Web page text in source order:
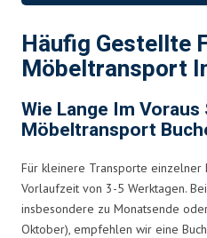
Häufig Gestellte
Möbeltransport
Wie Lange Im
Möbeltransport
Für kleinere Transporte
Vorlaufzeit von 3-5 Werktagen.
insbesondere zu Monatsende
Oktober), empfehlen wir eine